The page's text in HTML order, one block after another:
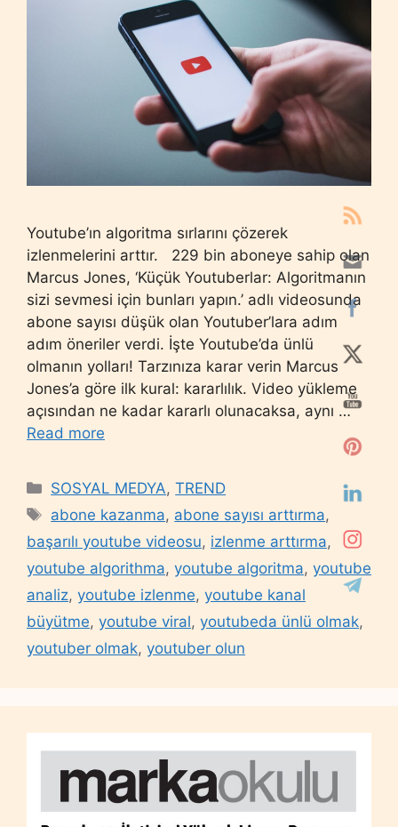
Youtube’ın algoritma sırlarını çözerek
izlenmelerini arttır. 229 bin aboneye sahip olan
Marcus Jones, ‘Küçük Youtuberlar: Algoritmanın
sizi sevmesi için bunları yapın.’ adlı videosunda
abone sayısı düşük olan Youtuber’lara adım
adım öneriler verdi. İşte Youtube’da ünlü
olmanın yolları! Tarzınıza karar verin Marcus
Jones’a göre ilk kural: kararlılık. Video yükleme
açısından ne kadar kararlı olunacaksa, aynı …
Read more
Categories
SOSYAL MEDYA,TREND
Tags
abone kazanma, abone sayısı arttırma,
başarılı youtube videosu, izlenme arttırma,
youtube algorithma, youtube algoritma, youtube
analiz, youtube izlenme, youtube kanal
büyütme, youtube viral, youtubeda ünlü olmak,
youtuber olmak, youtuber olun